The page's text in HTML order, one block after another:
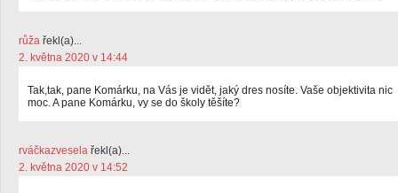
růža řekl(a)...
2. května 2020 v 14:44
Tak,tak, pane Komárku, na Vás je vidět, jaký dres nosíte. Vaše objektivita nic
moc. A pane Komárku, vy se do školy těšíte?
rváčkazvesela řekl(a)...
2. května 2020 v 14:52